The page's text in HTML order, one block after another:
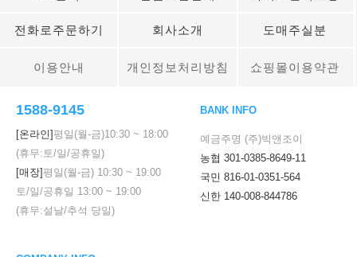
전화로주문하기 회사소개 도매주실분
이용안내 개인정보처리방침 쇼핑몰이용약관
1588-9145
[온라인]평일(월-금)10:30 ~ 18:00
(휴무:토/일/공휴일)
[매장]평일(월-금) 10:30 ~ 19:00
토/일/공휴일 13:00 ~ 19:00
(휴무:설날/추석 당일)
BANK INFO
예금주명 (주)빅앤조이
농협 301-0385-8649-11
국민 816-01-0351-564
신한 140-008-844786